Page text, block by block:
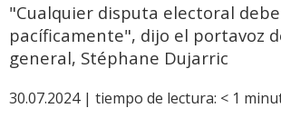
"Cualquier disputa electoral
pacíficamente", dijo el portavoz
general, Stéphane Dujarric
30.07.2024 | tiempo de lectura: < 1